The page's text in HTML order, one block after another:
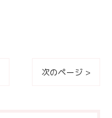
次のページ >